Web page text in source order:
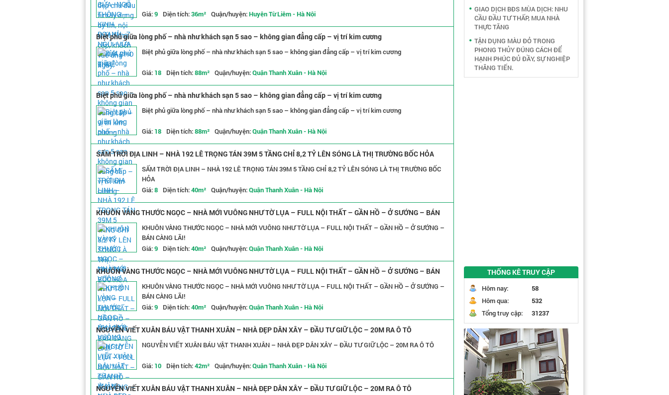
Giá:9 Diện tích:36m² Quận/huyện:Huyện Từ Liêm - Hà Nội
Biệt phủ giữa lòng phố – nhà như khách sạn 5 sao – không gian đẳng cấp – vị trí kim cương
Biệt phủ giữa lòng phố – nhà như khách sạn 5 sao – không gian đẳng cấp – vị trí kim cương
Giá: 18 Diện tích:88m² Quận/huyện:Quận Thanh Xuân - Hà Nội
Biệt phủ giữa lòng phố – nhà như khách sạn 5 sao – không gian đẳng cấp – vị trí kim cương
Biệt phủ giữa lòng phố – nhà như khách sạn 5 sao – không gian đẳng cấp – vị trí kim cương
Giá: 18 Diện tích:88m² Quận/huyện:Quận Thanh Xuân - Hà Nội
SẤM TRỜI ĐỊA LINH – NHÀ 192 LÊ TRỌNG TÁN 39M 5 TẦNG CHỈ 8,2 TỶ LÊN SÓNG LÀ THỊ TRƯỜNG BỐC HỎA
SẤM TRỜI ĐỊA LINH – NHÀ 192 LÊ TRỌNG TÁN 39M 5 TẦNG CHỈ 8,2 TỶ LÊN SÓNG LÀ THỊ TRƯỜNG BỐC
HỎA
Giá:8 Diện tích:40m² Quận/huyện:Quận Thanh Xuân - Hà Nội
KHUÔN VÀNG THƯỚC NGỌC – NHÀ MỚI VUÔNG NHƯ TỜ LỤA – FULL NỘI THẤT – GẦN HỒ – Ở SƯỚNG – BÁN
CÀNG LÃI!
KHUÔN VÀNG THƯỚC NGỌC – NHÀ MỚI VUÔNG NHƯ TỜ LỤA – FULL NỘI THẤT – GẦN HỒ – Ở SƯỚNG –
BÁN CÀNG LÃI!
Giá:9 Diện tích:40m² Quận/huyện:Quận Thanh Xuân - Hà Nội
KHUÔN VÀNG THƯỚC NGỌC – NHÀ MỚI VUÔNG NHƯ TỜ LỤA – FULL NỘI THẤT – GẦN HỒ – Ở SƯỚNG – BÁN
CÀNG LÃI!
KHUÔN VÀNG THƯỚC NGỌC – NHÀ MỚI VUÔNG NHƯ TỜ LỤA – FULL NỘI THẤT – GẦN HỒ – Ở SƯỚNG –
BÁN CÀNG LÃI!
Giá:9 Diện tích:40m² Quận/huyện:Quận Thanh Xuân - Hà Nội
NGUYỄN VIẾT XUÂN BÁU VẬT THANH XUÂN – NHÀ ĐẸP DÂN XÂY – ĐẦU TƯ GIỮ LỘC – 20M RA Ô TÔ
NGUYỄN VIẾT XUÂN BÁU VẬT THANH XUÂN – NHÀ ĐẸP DÂN XÂY – ĐẦU TƯ GIỮ LỘC – 20M RA Ô TÔ
Giá: 10 Diện tích:42m² Quận/huyện:Quận Thanh Xuân - Hà Nội
NGUYỄN VIẾT XUÂN BÁU VẬT THANH XUÂN – NHÀ ĐẸP DÂN XÂY – ĐẦU TƯ GIỮ LỘC – 20M RA Ô TÔ
GIAO DỊCH BĐS MÙA DỊCH: NHU
CẦU ĐẦU TƯ THẤP, MUA NHÀ
THỰC TĂNG
TẬN DỤNG MÀU ĐỎ TRONG
PHONG THỦY ĐÚNG CÁCH ĐỂ
HẠNH PHÚC ĐỦ ĐẦY, SỰ NGHIỆP
THĂNG TIẾN.
THỐNG KÊ TRUY CẬP
Hôm nay:
58
Hôm qua:
532
Tổng truy cập:
31237